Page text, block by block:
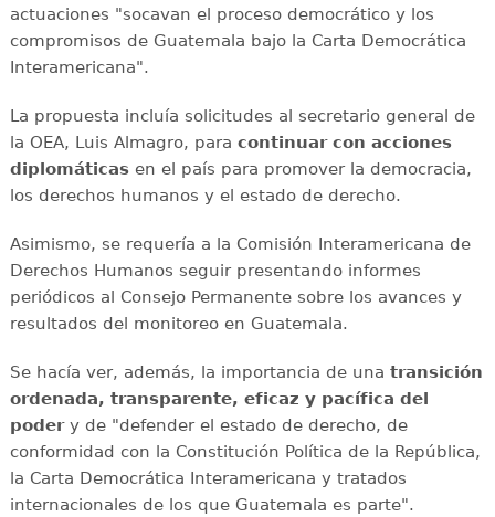
actuaciones "socavan el proceso democrático y los
compromisos de Guatemala bajo la Carta Democrática
Interamericana".
La propuesta incluía solicitudes al secretario general de
la OEA, Luis Almagro, para continuar con acciones
diplomáticasen el país para promover la democracia,
los derechos humanos y el estado de derecho.
Asimismo, se requería a la Comisión Interamericana de
Derechos Humanos seguir presentando informes
periódicos al Consejo Permanente sobre los avances y
resultados del monitoreo en Guatemala.
Se hacía ver, además, la importancia de una transición
ordenada, transparente, eficaz y pacífica del
podery de "defender el estado de derecho, de
conformidad con la Constitución Política de la República,
la Carta Democrática Interamericana y tratados
internacionales de los que Guatemala es parte".